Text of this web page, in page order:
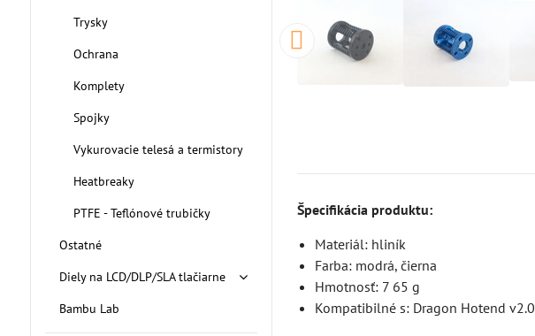
Špecifikácia produktu:
Materiál: hliník
Farba: modrá, čierna
Hmotnosť: 7 65 g
Kompatibilné s: Dragon Hotend v2.0
Trysky
Ochrana
Komplety
Spojky
Vykurovacie telesá a termistory
Heatbreaky
PTFE - Teflónové trubičky
Ostatné
Diely na LCD/DLP/SLA tlačiarne
Bambu Lab